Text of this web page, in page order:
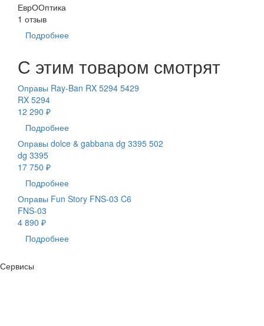
ЕврООптика
1 отзыв
Подробнее
С этим товаром смотрят
Оправы Ray-Ban RX 5294 5429
RX 5294
12 290 ₽
Подробнее
Оправы dolce & gabbana dg 3395 502
dg 3395
17 750 ₽
Подробнее
Оправы Fun Story FNS-03 C6
FNS-03
4 890 ₽
Подробнее
Сервисы